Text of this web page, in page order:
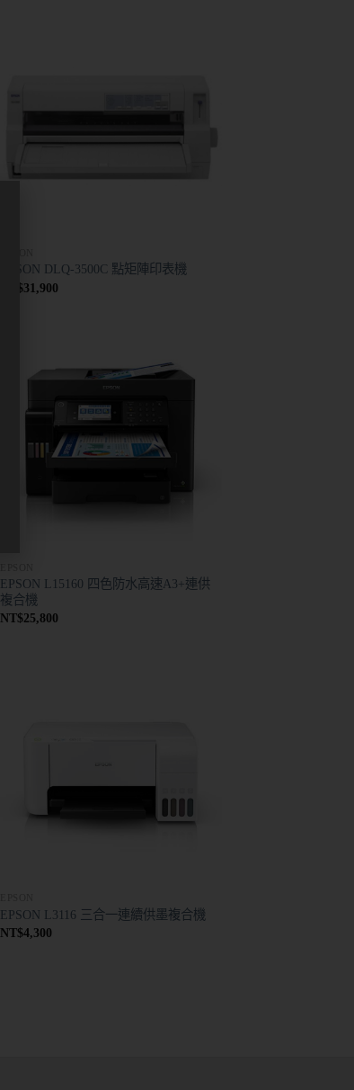
EPSON DLQ-3500C 點矩陣印表機
NT$31,900
EPSON L15160 四色防水高速A3+連供
複合機
NT$25,800
EPSON L3116 三合一連續供墨複合機
NT$4,300